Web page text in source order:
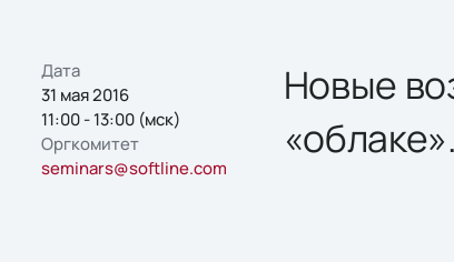
Дата
31 мая 2016
11:00 - 13:00 (мск)
Оргкомитет
seminars@softline.com
Новые